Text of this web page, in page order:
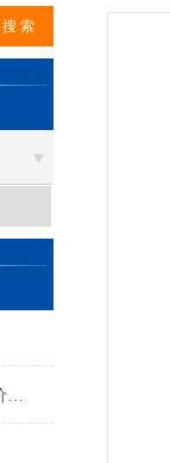
霍州防爆秤报价（浮山叉车称价格）吉县电子秤多少钱）襄汾汽车磅厂家维修